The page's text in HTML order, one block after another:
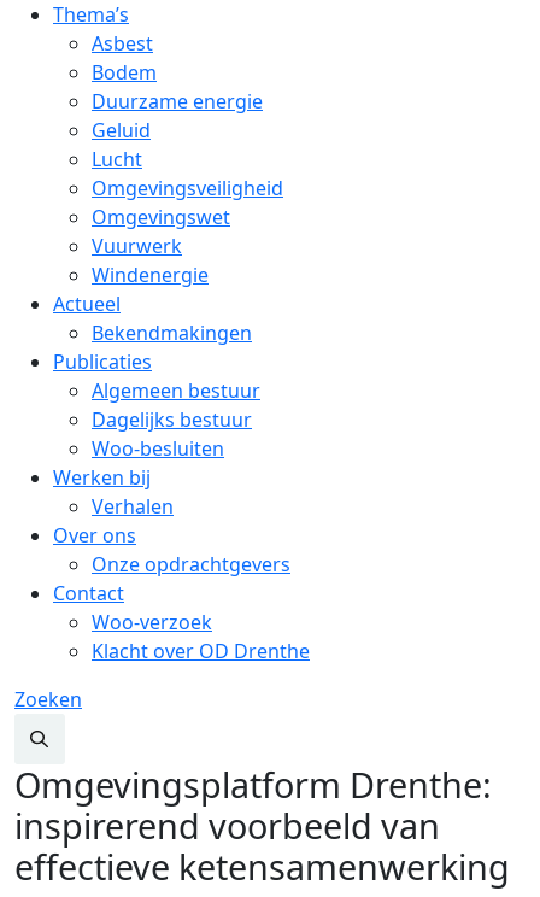
Thema’s
Asbest
Bodem
Duurzame energie
Geluid
Lucht
Omgevingsveiligheid
Omgevingswet
Vuurwerk
Windenergie
Actueel
Bekendmakingen
Publicaties
Algemeen bestuur
Dagelijks bestuur
Woo-besluiten
Werken bij
Verhalen
Over ons
Onze opdrachtgevers
Contact
Woo-verzoek
Klacht over OD Drenthe
Zoeken
Omgevingsplatform Drenthe:
inspirerend voorbeeld van
effectieve ketensamenwerking